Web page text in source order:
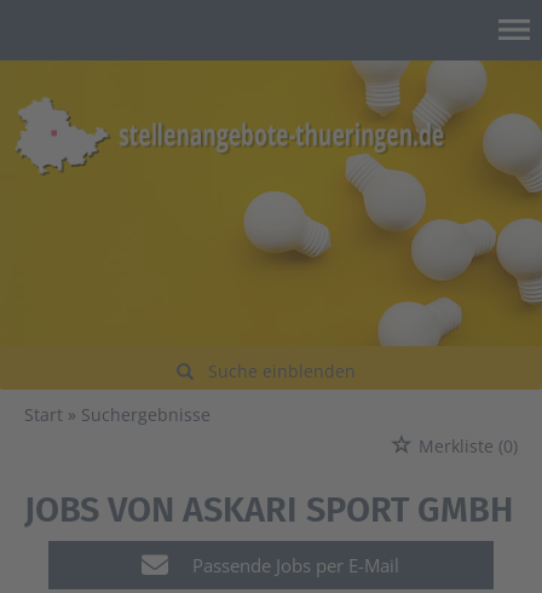
Suche einblenden
Start
Suchergebnisse
Merkliste (0)
JOBS VON ASKARI SPORT GMBH
Passende Jobs per E-Mail